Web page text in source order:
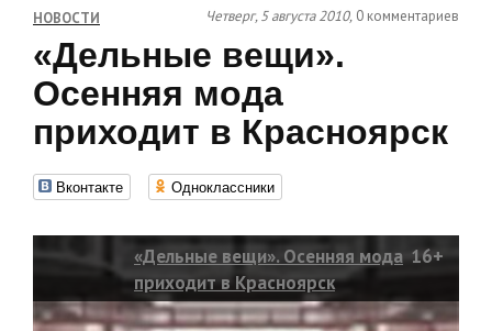
НОВОСТИ Четверг, 5 августа 2010, 0 комментариев
«Дельные вещи».
Осенняя мода
приходит в Красноярск
Вконтакте Одноклассники
«Дельные вещи». Осенняя мода
приходит в Красноярск
16+